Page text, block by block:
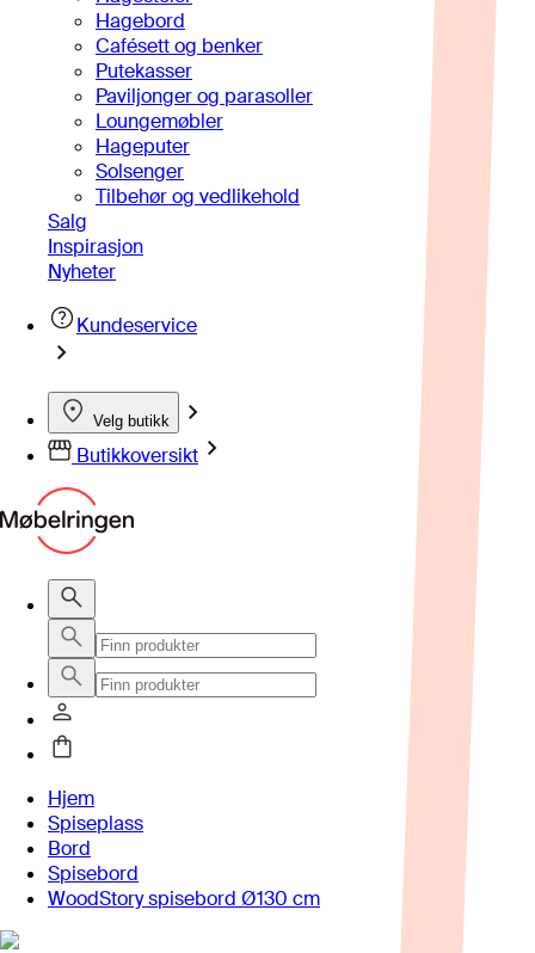
Hagebord
Cafésett og benker
Putekasser
Paviljonger og parasoller
Loungemøbler
Hageputer
Solsenger
Tilbehør og vedlikehold
Salg
Inspirasjon
Nyheter
Kundeservice
Velg butikk
Butikkoversikt
Hjem
Spiseplass
Bord
Spisebord
WoodStory spisebord Ø130 cm